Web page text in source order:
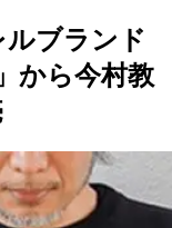
ルブランド
から今村教